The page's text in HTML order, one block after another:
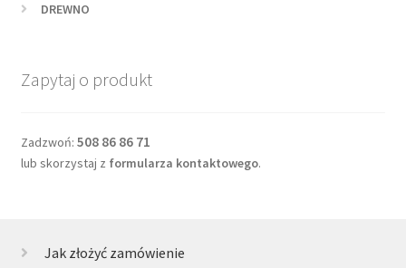
DREWNO
Zapytaj o produkt
Zadzwoń: 508 86 86 71
lub skorzystaj z formularza kontaktowego.
Jak złożyć zamówienie